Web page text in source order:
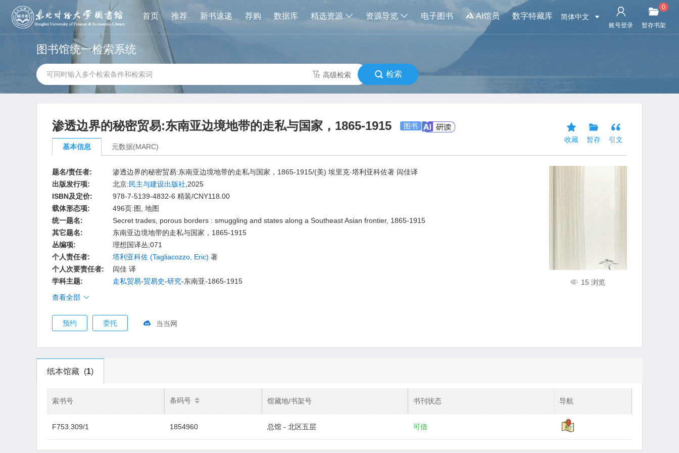
首页 推荐 新书速递 荐购 数据库 精选资源 资源导览 电子图书 AI馆员 数字特藏库 简体中文
账号登录 暂存书架
0
图书馆统一检索系统
高级检索 检索
收藏 暂存 引文
渗透边界的秘密贸易:东南亚边境地带的走私与国家，1865-1915 图书
基本信息 元数据(MARC)
题名/责任者:
渗透边界的秘密贸易:东南亚边境地带的走私与国家，1865-1915/(美) 埃里克·塔利亚科佐著 闾佳译
出版发行项:
北京:民主与建设出版社 ,2025
ISBN及定价:
978-7-5139-4832-6 精装/CNY118.00
载体形态项:
496页:图, 地图
统一题名:
Secret trades, porous borders : smuggling and states along a Southeast Asian frontier, 1865-1915
其它题名:
东南亚边境地带的走私与国家，1865-1915
丛编项:
理想国译丛;071
个人责任者:
塔利亚科佐 (Tagliacozzo, Eric) 著
个人次要责任者:
闾佳 译
学科主题:
走私贸易-贸易史-研究-东南亚-1865-1915
查看全部
15 浏览
预约 委托 当当网
纸本馆藏 (1)
索书号 条码号 馆藏地/书架号 书刊状态 导航
F753.309/1 1854960 总馆 - 北区五层 可借